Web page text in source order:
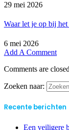
29 mei 2026
Waar let je op bij
6 mei 2026
Add A Comment
Comments are
Zoeken naar:
Recente berichten
Een veiligere